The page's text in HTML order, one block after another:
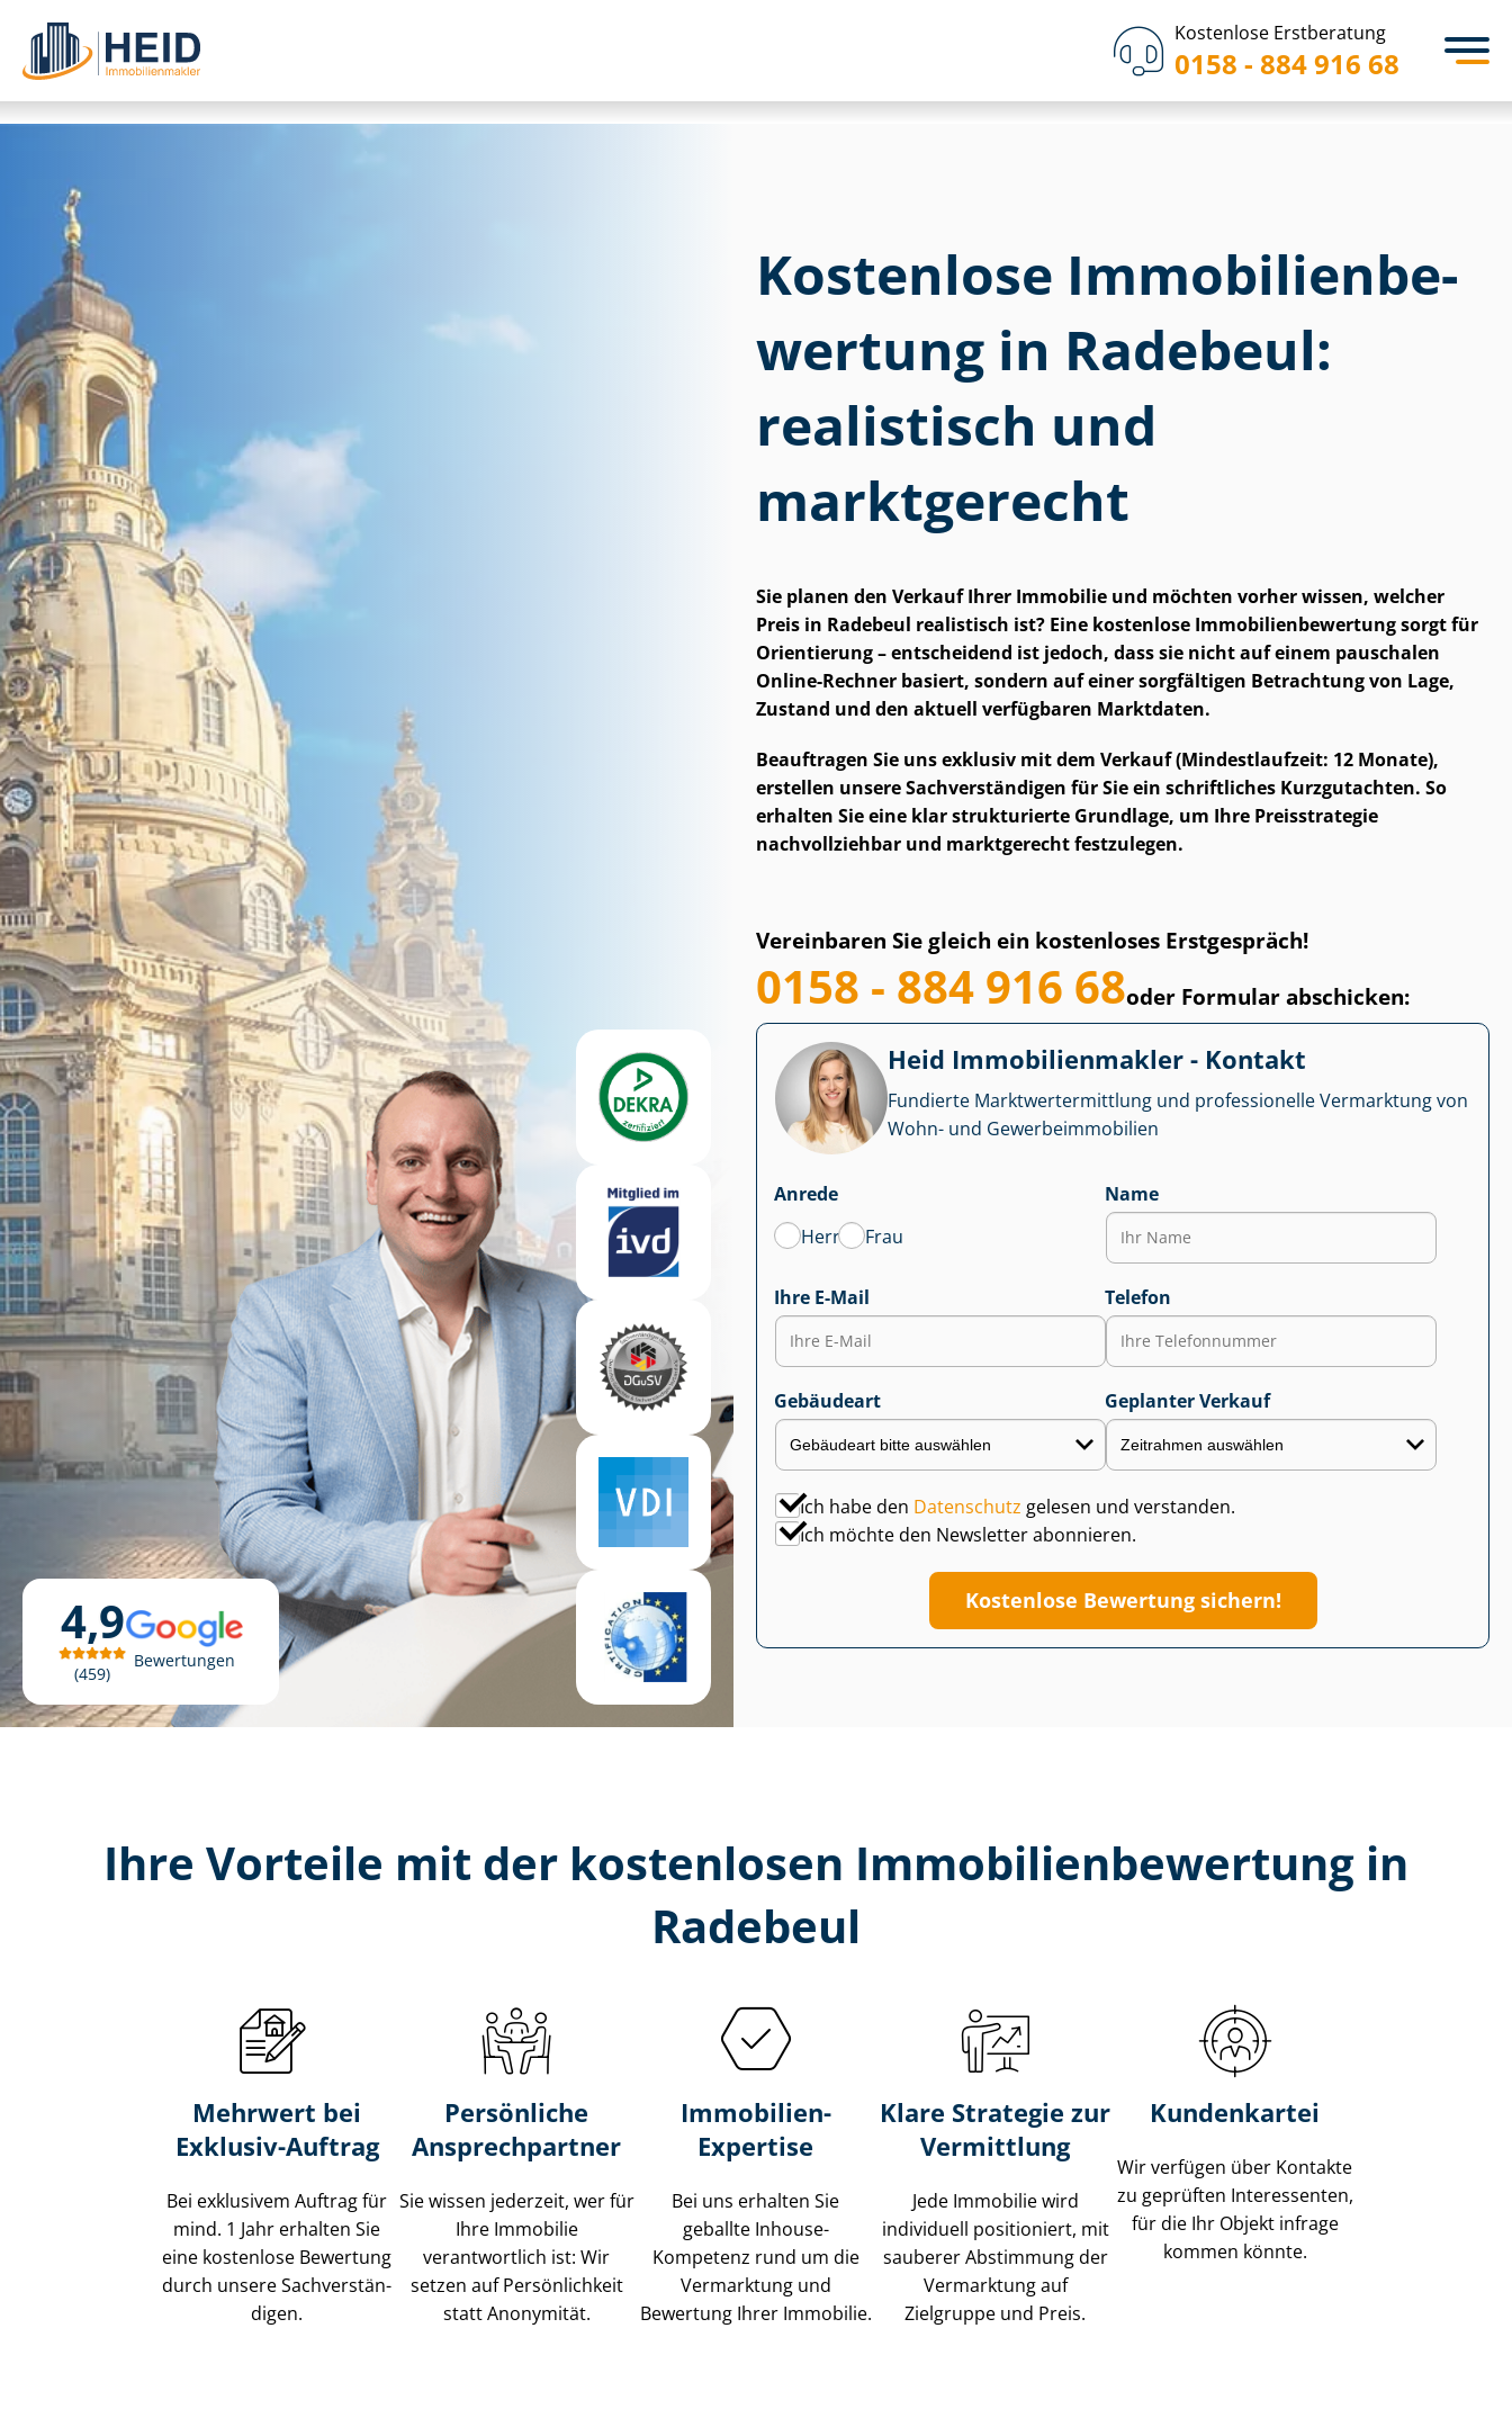
Kostenlose Erstberatung
0158 - 884 916 68
4,9
459
Bewertungen
Kostenlose Im­mo­bi­li­en­be­
wer­tung in Radebeul:
realistisch und
marktgerecht
Sie planen den Verkauf Ihrer Immobilie und möchten vorher wissen, welcher
Preis in Radebeul realistisch ist? Eine kostenlose Im­mo­bi­li­en­be­wer­tung sorgt für
Orientierung – entscheidend ist jedoch, dass sie nicht auf einem pauschalen
Online-Rechner basiert, sondern auf einer sorgfältigen Betrachtung von Lage,
Zustand und den aktuell verfügbaren Marktdaten.
Beauftragen Sie uns exklusiv mit dem Verkauf (Mindestlaufzeit: 12 Monate),
erstellen unsere Sach­ver­stän­di­gen für Sie ein schriftliches Kurzgutachten. So
erhalten Sie eine klar strukturierte Grundlage, um Ihre Preisstrategie
nachvollziehbar und marktgerecht festzulegen.
Vereinbaren Sie gleich ein kostenloses Erstgespräch!
0158 - 884 916 68oder Formular abschicken:
Heid Im­mo­bi­li­en­mak­ler - Kontakt
Fundierte Markt­wert­ermitt­lung und professionelle Vermarktung von
Wohn- und Ge­wer­be­im­mo­bi­li­en
Anrede
Herr
Frau
Name
Ihre E-Mail Telefon
Gebäudeart Geplanter Verkauf
Ich habe den Datenschutz gelesen und verstanden.
Ich möchte den Newsletter abonnieren.
Kostenlose Bewertung sichern!
Ihre Vorteile mit der kostenlosen Im­mo­bi­li­en­be­wer­tung in
Radebeul
Mehrwert bei
Exklusiv-Auftrag
Bei exklusivem Auftrag für
mind. 1 Jahr erhalten Sie
eine kostenlose Bewertung
durch unsere Sach­ver­stän­
di­gen.
Persönliche
Ansprechpartner
Sie wissen jederzeit, wer für
Ihre Immobilie
verantwortlich ist: Wir
setzen auf Persönlichkeit
statt Anonymität.
Immobilien-
Expertise
Bei uns erhalten Sie
geballte Inhouse-
Kompetenz rund um die
Vermarktung und
Bewertung Ihrer Immobilie.
Klare Strategie zur
Vermittlung
Jede Immobilie wird
individuell positioniert, mit
sauberer Abstimmung der
Vermarktung auf
Zielgruppe und Preis.
Kundenkartei
Wir verfügen über Kontakte
zu geprüften Interessenten,
für die Ihr Objekt infrage
kommen könnte.